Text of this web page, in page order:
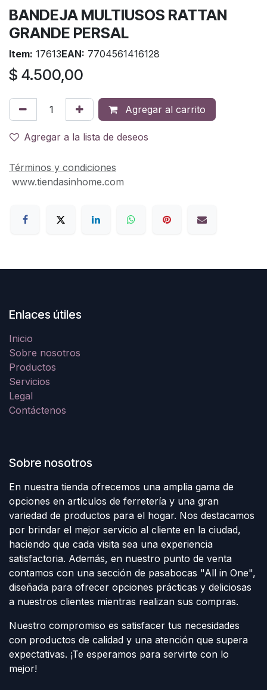
BANDEJA MULTIUSOS RATTAN
GRANDE PERSAL
Item: 17613EAN: 7704561416128
$ 4.500,00
Agregar al carrito
Agregar a la lista de deseos
Términos y condiciones
www.tiendasinhome.com
Enlaces útiles
Inicio
Sobre nosotros
Productos
Servicios
Legal
Contáctenos
Sobre nosotros
En nuestra tienda ofrecemos una amplia gama de
opciones en artículos de ferretería y una gran
variedad de productos para el hogar. Nos destacamos
por brindar el mejor servicio al cliente en la ciudad,
haciendo que cada visita sea una experiencia
satisfactoria. Además, en nuestro punto de venta
contamos con una sección de pasabocas "All in One",
diseñada para ofrecer opciones prácticas y deliciosas
a nuestros clientes mientras realizan sus compras.
Nuestro compromiso es satisfacer tus necesidades
con productos de calidad y una atención que supera
expectativas. ¡Te esperamos para servirte con lo
mejor!